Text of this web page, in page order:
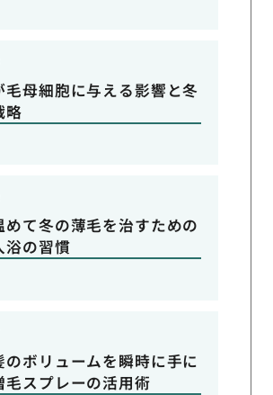
毛母細胞に与える影響と冬
略
めて冬の薄毛を治すための
浴の習慣
のボリュームを瞬時に手に
毛スプレーの活用術